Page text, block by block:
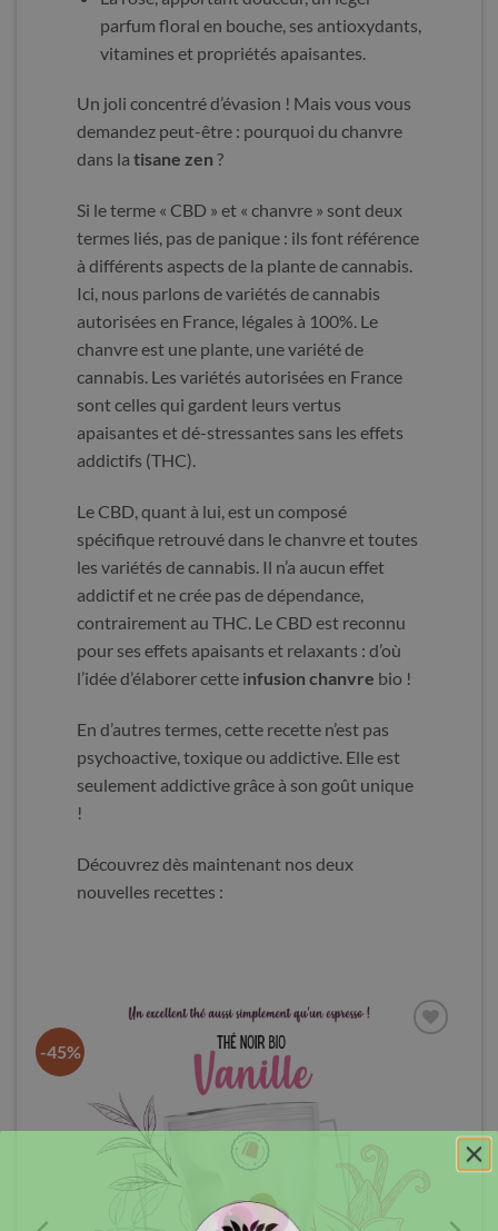
parfum floral en bouche, ses antioxydants,
vitamines et propriétés apaisantes.
Un joli concentré d’évasion ! Mais vous vous
demandez peut-être : pourquoi du chanvre
dans la tisane zen ?
Si le terme « CBD » et « chanvre » sont deux
termes liés, pas de panique : ils font référence
à différents aspects de la plante de cannabis.
Ici, nous parlons de variétés de cannabis
autorisées en France, légales à 100%. Le
chanvre est une plante, une variété de
cannabis. Les variétés autorisées en France
sont celles qui gardent leurs vertus
apaisantes et dé-stressantes sans les effets
addictifs (THC).
Le CBD, quant à lui, est un composé
spécifique retrouvé dans le chanvre et toutes
les variétés de cannabis. Il n’a aucun effet
addictif et ne crée pas de dépendance,
contrairement au THC. Le CBD est reconnu
pour ses effets apaisants et relaxants : d’où
l’idée d’élaborer cette infusion chanvre bio !
En d’autres termes, cette recette n’est pas
psychoactive, toxique ou addictive. Elle est
seulement addictive grâce à son goût unique
!
Découvrez dès maintenant nos deux
nouvelles recettes :
-45%